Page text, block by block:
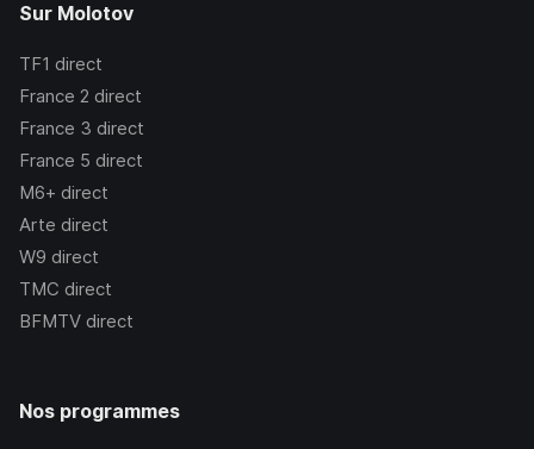
Sur Molotov
TF1 direct
France 2 direct
France 3 direct
France 5 direct
M6+ direct
Arte direct
W9 direct
TMC direct
BFMTV direct
Nos programmes